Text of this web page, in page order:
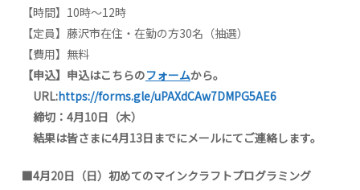
【時間】10時～12時
【定員】藤沢市在住・在勤の方30名（抽選）
【費用】無料
【申込】 申込はこちらのフォームから。
URL:https://forms.gle/uPAXdCAw7DMPG5AE6
締切： 4月10日（木）
結果は皆さまに4月13日までにメールにてご連絡します。
■4月20日（日）初めてのマインクラフトプログラミング